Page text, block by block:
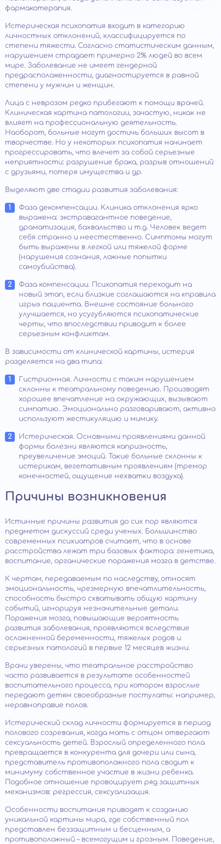
фармакотерапия.
Истерическая психопатия входит в категорию
личностных отклонений, классифицируется по
степени тяжести. Согласно статистическим данным,
нарушением страдает примерно 2% людей во всем
мире. Заболевание не имеет гендерной
предрасположенности, диагностируется в равной
степени у мужчин и женщин.
Лица с неврозом редко прибегают к помощи врачей.
Клиническая картина патологии, зачастую, никак не
влияет на профессиональную деятельность.
Наоборот, больные могут достичь больших высот в
творчестве. Но у некоторых психопатия начинает
прогрессировать, что влечет за собой серьезные
неприятности: разрушение брака, разрыв отношений
с друзьями, потеря имущества и др.
Выделяют две стадии развития заболевания:
Фаза декомпенсации. Клиника отклонения ярко
выражена: экстравагантное поведение,
драматизация, бахвальство и т.д. Человек ведет
себя странно и неестественно. Симптомы могут
быть выражены в легкой или тяжелой форме
(нарушения сознания, ложные попытки
самоубийства).
Фаза компенсации. Психопатия переходит на
новый этап, если близкие соглашаются на «правила
игры» пациента. Внешне состояние больного
улучшается, но усугубляются психопатические
черты, что впоследствии приводит к более
серьезным конфликтам.
В зависимости от клинической картины, истерия
разделяется на два типа:
Гистрионная. Личности с таким нарушением
склонны к театральному поведению. Производят
хорошее впечатление на окружающих, вызывают
симпатию. Эмоционально разговаривают, активно
используют жестикуляцию и мимику.
Истерическая. Основными проявлениями данной
формы болезни являются капризность,
преувеличение эмоций. Такие больные склонны к
истерикам, вегетативным проявлениям (тремор
конечностей, ощущение нехватки воздуха).
Причины возникновения
Истинные причины развития до сих пор являются
предметом дискуссий среди ученых. Большинство
современных психиатров считает, что в основе
расстройства лежат три базовых фактора: генетика,
воспитание, органические поражения мозга в детстве.
К чертам, передаваемым по наследству, относят
эмоциональность, чрезмерную впечатлительность,
способность быстро схватывать общую картину
событий, игнорируя незначительные детали.
Поражения мозга, повышающие вероятность
развития заболевания, проявляются вследствие
осложненной беременности, тяжелых родов и
серьезных патологий в первые 12 месяцев жизни.
Врачи уверены, что театральное расстройство
часто развивается в результате особенностей
воспитательного процесса, при котором взрослые
передают детям своеобразные постулаты: например,
неравноправие полов.
Истерический склад личности формируется в период
полового созревания, когда мать с отцом отвергают
сексуальность детей. Взрослый определенного пола
превращается в конкурента для дочери или сына,
представитель противоположного пола сводит к
минимуму собственное участие в жизни ребенка.
Подобное отношение провоцирует ряд защитных
механизмов: регрессия, сексуализация.
Особенности воспитания приводят к созданию
уникальной картины мира, где собственный пол
представлен беззащитным и бесценным, а
противоположный – всемогущим и грозным. Поведение,